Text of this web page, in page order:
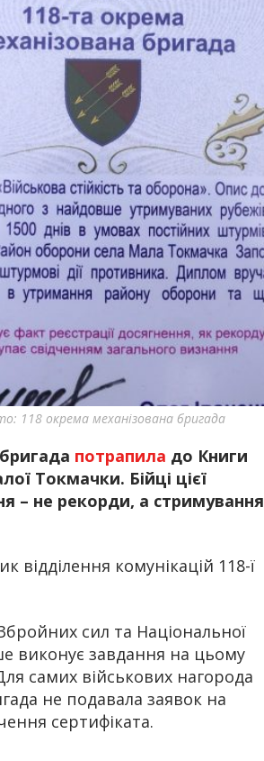
118 окрема механізована бригада
потрапила до Книги
Токмачки. Бійці цієї
– не рекорди, а стримування
відділення комунікацій 118-ї
сил та Національної
виконує завдання на цьому
самих військових нагорода
не подавала заявок на
сертифіката.